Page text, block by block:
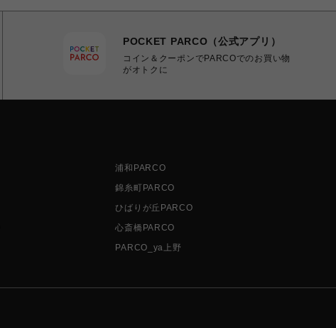
POCKET PARCO（公式アプリ）
コイン＆クーポンでPARCOでのお買い物
がオトクに
浦和PARCO
錦糸町PARCO
ひばりが丘PARCO
心斎橋PARCO
PARCO_ya上野